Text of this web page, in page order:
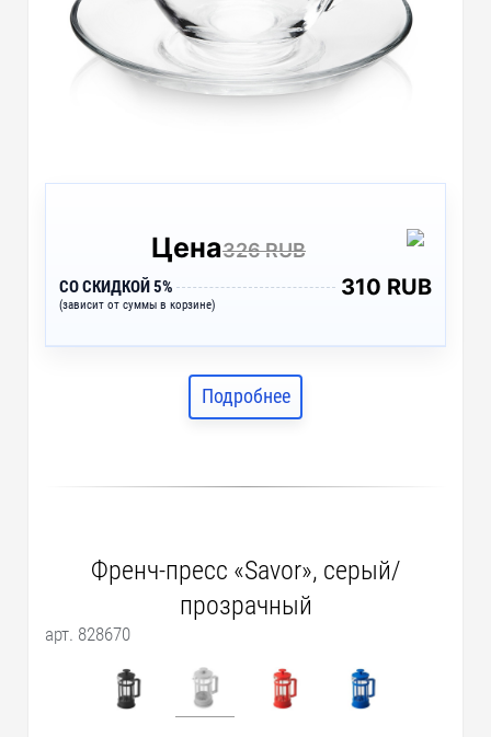
Цена326 RUB
СО СКИДКОЙ 5%
(зависит от суммы в корзине)
310 RUB
Подробнее
Френч-пресс «Savor», серый/
прозрачный
арт. 828670